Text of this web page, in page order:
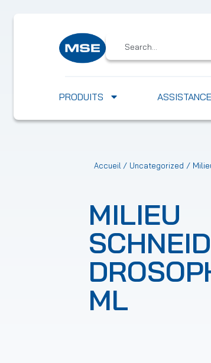
PRODUITS ASSISTANCE
Accueil / Uncategorized /
MILIEU
ML